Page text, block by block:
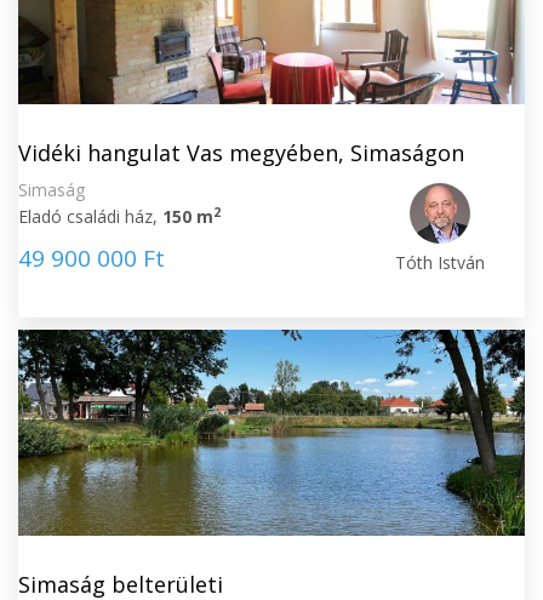
Vidéki hangulat Vas megyében, Simaságon
Simaság
Eladó családi ház, 150 m2
49 900 000 Ft Tóth István
Simaság belterületi